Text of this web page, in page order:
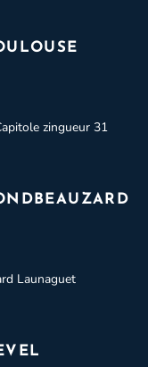
zingueur 31
Launaguet